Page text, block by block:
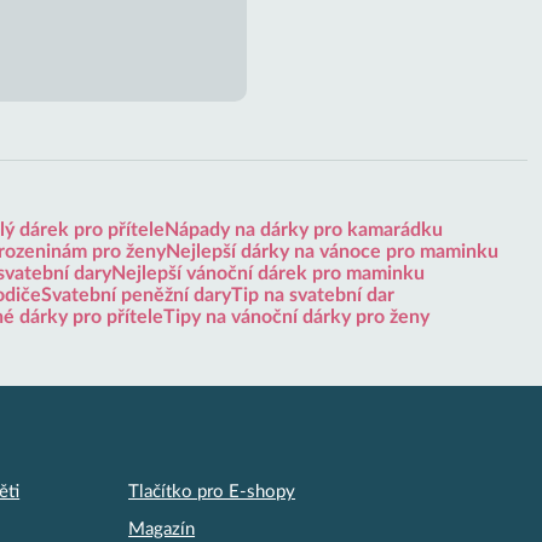
dárek pro přítele Nápady na dárky pro kamarádku
pro ženyNejlepší dárky na vánoce pro maminku
daryNejlepší vánoční dárek pro maminku
Svatební peněžní daryTip na svatební dar
dárky pro příteleTipy na vánoční dárky pro ženy
Tlačítko pro E-shopy
Magazín